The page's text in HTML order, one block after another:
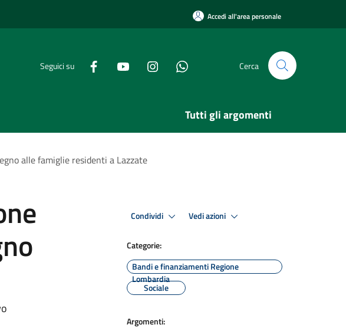
Accedi all'area personale
Seguici su Cerca
Tutti gli argomenti
alle famiglie residenti a Lazzate
Condividi Vedi azioni
Categorie:
Bandi e finanziamenti Regione
Lombardia
Sociale
Argomenti: